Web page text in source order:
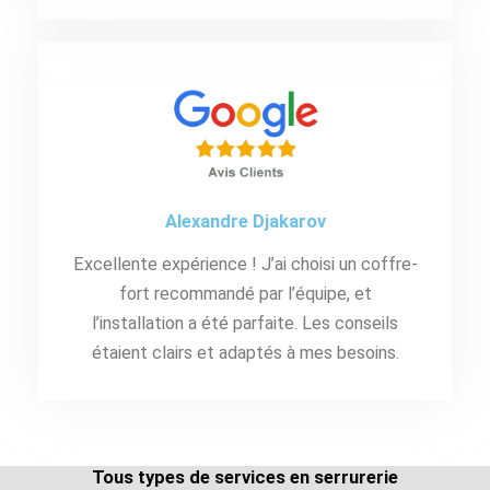
Alexandre Djakarov
Excellente expérience ! J’ai choisi un coffre-
fort recommandé par l’équipe, et
l’installation a été parfaite. Les conseils
étaient clairs et adaptés à mes besoins.
Tous types de services en serrurerie